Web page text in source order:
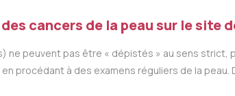
cancers de la peau sur le site
ne peuvent pas être « dépistés » au sens strict,
procédant à des examens réguliers de la